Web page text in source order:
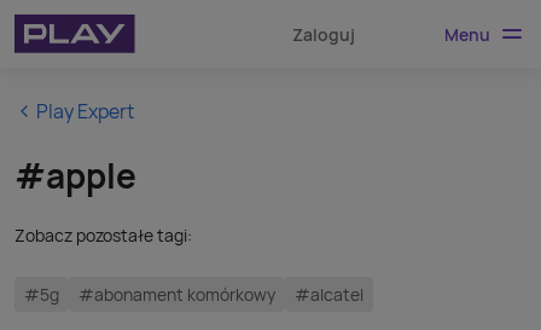
Zaloguj Menu
Play Expert
#apple
Zobacz pozostałe tagi:
#5g #abonament komórkowy #alcatel